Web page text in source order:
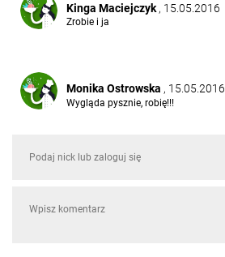
Kinga Maciejczyk , 15.05.2016
Zrobie i ja
Monika Ostrowska , 15.05.2016
Wygląda pysznie, robię!!!